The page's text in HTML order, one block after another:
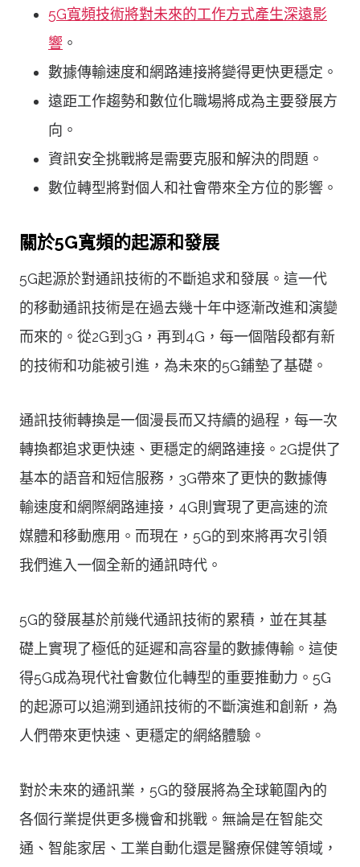
5G寬頻技術將對未來的工作方式產生深遠影
響 。
數據傳輸速度和網路連接將變得更快更穩定。
遠距工作趨勢和數位化職場將成為主要發展方
向。
資訊安全挑戰將是需要克服和解決的問題。
數位轉型將對個人和社會帶來全方位的影響。
關於5G寬頻的起源和發展
5G起源於對通訊技術的不斷追求和發展。這一代
的移動通訊技術是在過去幾十年中逐漸改進和演變
而來的。從2G到3G，再到4G，每一個階段都有新
的技術和功能被引進，為未來的5G鋪墊了基礎。
通訊技術轉換是一個漫長而又持續的過程，每一次
轉換都追求更快速、更穩定的網路連接。2G提供了
基本的語音和短信服務，3G帶來了更快的數據傳
輸速度和網際網路連接，4G則實現了更高速的流
媒體和移動應用。而現在，5G的到來將再次引領
我們進入一個全新的通訊時代。
5G的發展基於前幾代通訊技術的累積，並在其基
礎上實現了極低的延遲和高容量的數據傳輸。這使
得5G成為現代社會數位化轉型的重要推動力。5G
的起源可以追溯到通訊技術的不斷演進和創新，為
人們帶來更快速、更穩定的網絡體驗。
對於未來的通訊業，5G的發展將為全球範圍內的
各個行業提供更多機會和挑戰。無論是在智能交
通、智能家居、工業自動化還是醫療保健等領域，